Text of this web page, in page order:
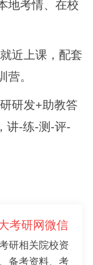
地考情、在校
近上课，配套
。
研发+助教答
讲-练-测-评-
考研网微信
研相关院校资
备考资料、考